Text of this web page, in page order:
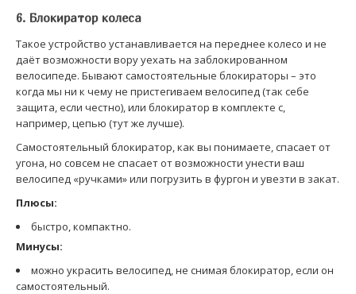
6. Блокиратор колеса
Такое устройство устанавливается на переднее колесо и не
даёт возможности вору уехать на заблокированном
велосипеде. Бывают самостоятельные блокираторы – это
когда мы ни к чему не пристегиваем велосипед (так себе
защита, если честно), или блокиратор в комплекте с,
например, цепью (тут же лучше).
Самостоятельный блокиратор, как вы понимаете, спасает от
угона, но совсем не спасает от возможности унести ваш
велосипед «ручками» или погрузить в фургон и увезти в закат.
Плюсы:
быстро, компактно.
Минусы:
можно украсить велосипед, не снимая блокиратор, если он
самостоятельный.